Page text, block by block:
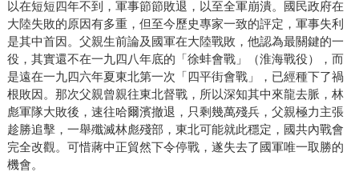
以在短短四年不到，軍事節節敗退，以至全軍崩潰。國民政府在
大陸失敗的原因有多重，但至今歷史專家一致的評定，軍事失利
是其中首因。父親生前論及國軍在大陸戰敗，他認為最關鍵的一
役，其實還不在一九四八年底的「徐蚌會戰」（淮海戰役），而
是遠在一九四六年夏東北第一次「四平街會戰」，已經種下了禍
根敗因。那次父親曾親往東北督戰，所以深知其中來龍去脈，林
彪軍隊大敗後，速往哈爾濱撤退，只剩幾萬殘兵，父親極力主張
趁勝追擊，一舉殲滅林彪殘部，東北可能就此穩定，國共內戰會
完全改觀。可惜蔣中正貿然下令停戰，遂失去了國軍唯一取勝的
機會。